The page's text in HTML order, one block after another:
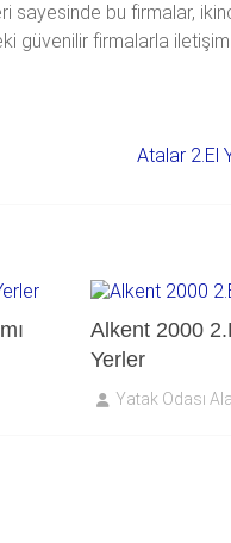
sayesinde bu firmalar,
güvenilir firmalarla
Atalar 2.El
Alkent 2000
Yerler
Yatak Odası